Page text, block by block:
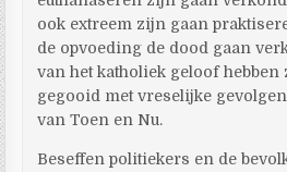
ook extreem zijn gaan
de opvoeding de dood gaan
van het katholiek geloof hebben
gegooid met vreselijke
van Toen en Nu.
Beseffen politiekers en de